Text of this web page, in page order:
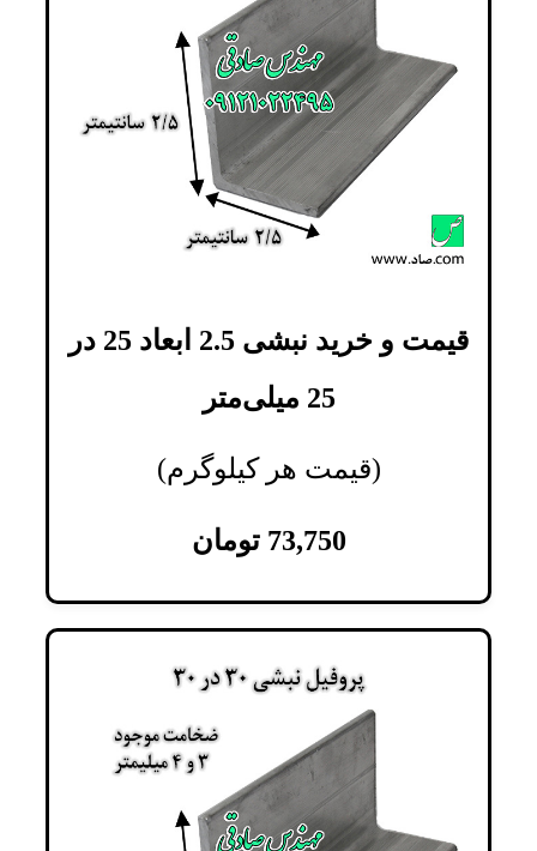
قیمت و خرید نبشی 2.5 ابعاد 25 در
25 میلی‌متر
(قیمت هر کیلوگرم)
73,750 تومان